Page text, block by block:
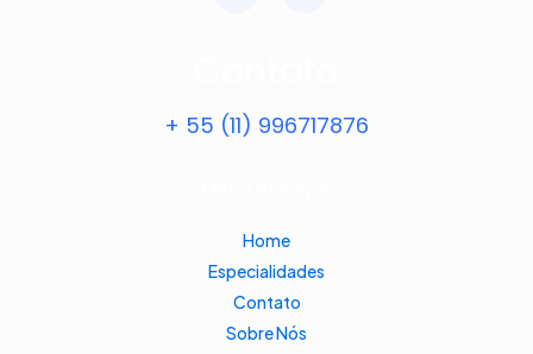
+ 55 (11) 996717876
Home
Especialidades
Contato
Sobre Nós